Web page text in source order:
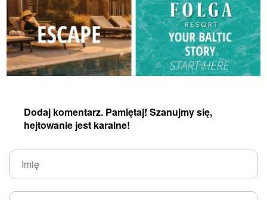
Dodaj komentarz. Pamiętaj! Szanujmy się,
hejtowanie jest karalne!